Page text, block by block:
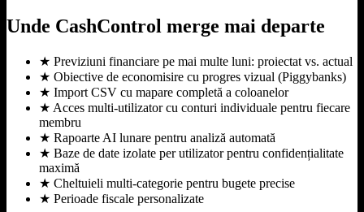
Unde CashControl merge mai departe
★ Previziuni financiare pe mai multe luni: proiectat vs. actual
★ Obiective de economisire cu progres vizual (Piggybanks)
★ Import CSV cu mapare completă a coloanelor
★ Acces multi-utilizator cu conturi individuale pentru fiecare
membru
★ Rapoarte AI lunare pentru analiză automată
★ Baze de date izolate per utilizator pentru confidențialitate
maximă
★ Cheltuieli multi-categorie pentru bugete precise
★ Perioade fiscale personalizate